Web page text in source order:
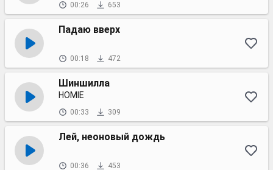
00:26 653
Падаю вверх
00:18 472
Шиншилла
HOMIE
00:33 309
Лей, неоновый дождь
00:36 453